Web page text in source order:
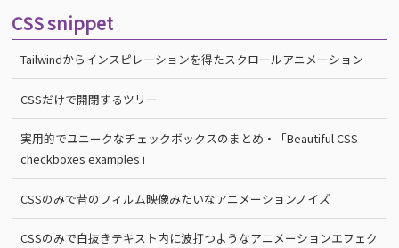
CSS snippet
Tailwindからインスピレーションを得たスクロールアニメーション
CSSだけで開閉するツリー
実用的でユニークなチェックボックスのまとめ・「Beautiful CSS
checkboxes examples」
CSSのみで昔のフィルム映像みたいなアニメーションノイズ
CSSのみで白抜きテキスト内に波打つようなアニメーションエフェク